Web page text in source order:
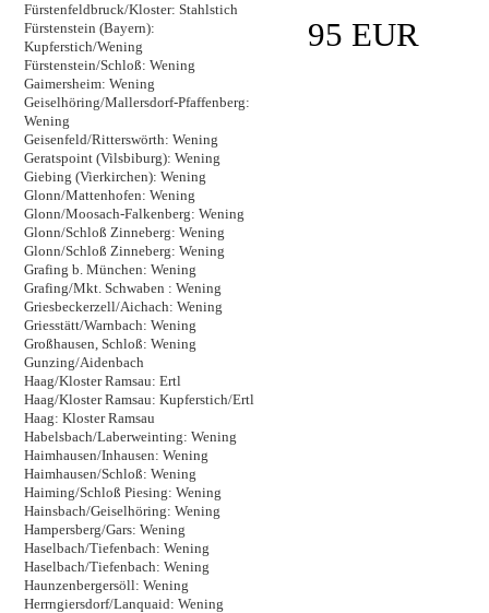
Fürstenfeldbruck/Kloster: Stahlstich
Fürstenstein (Bayern):
Kupferstich/Wening
Fürstenstein/Schloß: Wening
Gaimersheim: Wening
Geiselhöring/Mallersdorf-Pfaffenberg:
Wening
Geisenfeld/Ritterswörth: Wening
Geratspoint (Vilsbiburg): Wening
Giebing (Vierkirchen): Wening
Glonn/Mattenhofen: Wening
Glonn/Moosach-Falkenberg: Wening
Glonn/Schloß Zinneberg: Wening
Glonn/Schloß Zinneberg: Wening
Grafing b. München: Wening
Grafing/Mkt. Schwaben : Wening
Griesbeckerzell/Aichach: Wening
Griesstätt/Warnbach: Wening
Großhausen, Schloß: Wening
Gunzing/Aidenbach
Haag/Kloster Ramsau: Ertl
Haag/Kloster Ramsau: Kupferstich/Ertl
Haag: Kloster Ramsau
Habelsbach/Laberweinting: Wening
Haimhausen/Inhausen: Wening
Haimhausen/Schloß: Wening
Haiming/Schloß Piesing: Wening
Hainsbach/Geiselhöring: Wening
Hampersberg/Gars: Wening
Haselbach/Tiefenbach: Wening
Haselbach/Tiefenbach: Wening
Haunzenbergersöll: Wening
Herrngiersdorf/Lanquaid: Wening
95 EUR